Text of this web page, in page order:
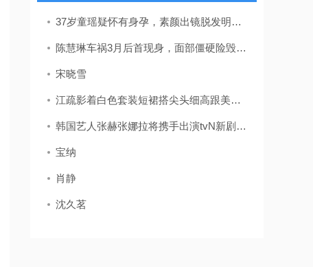
37岁童瑶疑怀有身孕，素颜出镜脱发明显，放宝宝安全座椅孕味十足
陈慧琳车祸3月后首现身，面部僵硬险毁容，留疤自曝未找整容医生
宋晓雪
江疏影着白色套装短裙搭尖头细高跟美的独特网友：被长腿折服
韩国艺人张赫张娜拉将携手出演tvN新剧《family》
宝纳
肖静
沈久茗